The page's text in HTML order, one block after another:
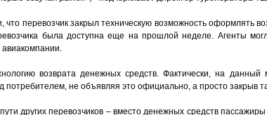
перевозчик закрыл техническую возможность оформлять
была доступна еще на прошлой неделе. Агенты
авиакомпании.
возврата денежных средств. Фактически, на данный
потребителем, не объявляя это официально, а просто закрыв
других перевозчиков – вместо денежных средств